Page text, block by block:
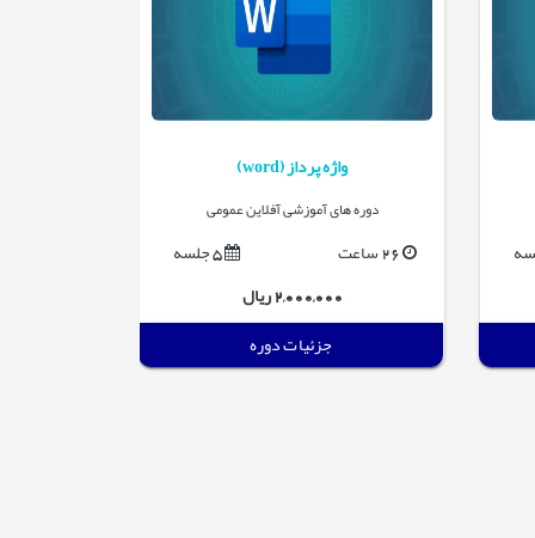
واژه پرداز (word)
دوره های آموزشی آفلاین عمومی
26 ساعت
5 جلسه
2,000,000 ریال
جزئیات دوره